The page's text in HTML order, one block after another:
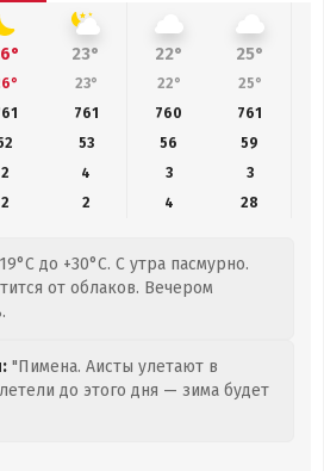
23° 22° 25°
23° 22° 25°
761 760 761
53 56 59
2
4 3
3
2
2 4 28
до +30°C. С утра пасмурно.
от облаков. Вечером
"Пимена. Аисты улетают в
до этого дня — зима будет